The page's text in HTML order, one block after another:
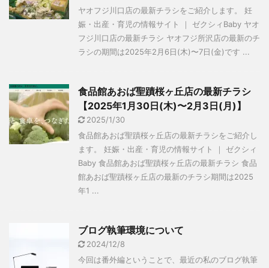
ヤオフジ川口店の最新チラシをご紹介します。 妊
娠・出産・育児の情報サイト ｜ ゼクシィBaby ヤオ
フジ川口店の最新チラシ ヤオフジ所沢店の最新のチ
ラシの期間は2025年2月6日(木)〜7日(金)です ...
食品館あおば聖蹟桜ヶ丘店の最新チラシ
【2025年1月30日(木)〜2月3日(月)】
2025/1/30
食品館あおば聖蹟桜ヶ丘店の最新チラシをご紹介し
ます。 妊娠・出産・育児の情報サイト ｜ ゼクシィ
Baby 食品館あおば聖蹟桜ヶ丘店の最新チラシ 食品
館あおば聖蹟桜ヶ丘店の最新のチラシ期間は2025
年1 ...
ブログ執筆環境について
2024/12/8
今回は番外編ということで、最近の私のブログ執筆